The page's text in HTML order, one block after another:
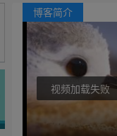
博客简介
视频加载失败